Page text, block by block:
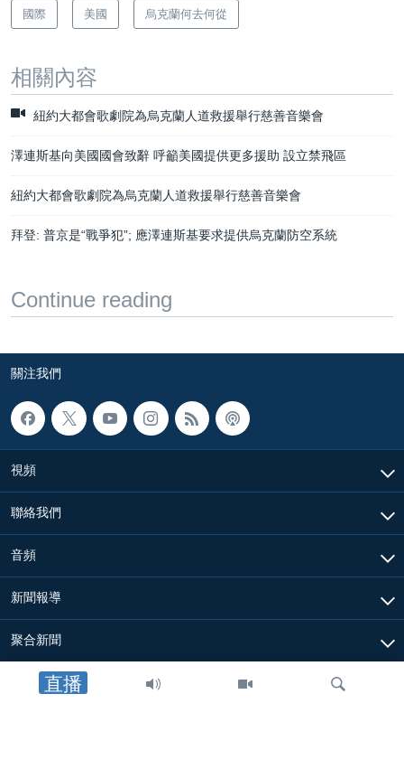
直播
國際 美國 烏克蘭何去何從
相關內容
紐約大都會歌劇院為烏克蘭人道救援舉行慈善音樂會
澤連斯基向美國國會致辭 呼籲美國提供更多援助 設立禁飛區
紐約大都會歌劇院為烏克蘭人道救援舉行慈善音樂會
拜登: 普京是“戰爭犯”; 應澤連斯基要求提供烏克蘭防空系統
Continue reading
關注我們
視頻
聯絡我們
音頻
新聞報導
聚合新聞
關於我們